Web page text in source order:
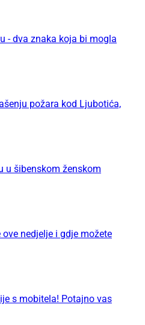
- dva znaka koja bi mogla
požara kod Ljubotića,
u šibenskom ženskom
nedjelje i gdje možete
s mobitela! Potajno vas